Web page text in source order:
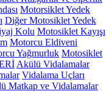
Motorsiklet Yedek
Diğer Motosiklet Yedek
Kolu Motosiklet Kayışı
Motorcu Eldiveni
Yağmurluk Motosiklet
Akülü Vidalamalar
Vidalama Uçları
Matkap ve Vidalamalar